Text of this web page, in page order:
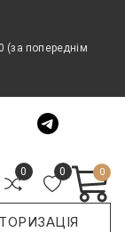
(за попереднім
0 0 0